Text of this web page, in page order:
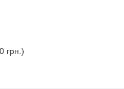
грн.)